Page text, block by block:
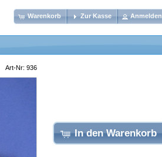
Warenkorb Zur Kasse Anmelden
Art-Nr: 936